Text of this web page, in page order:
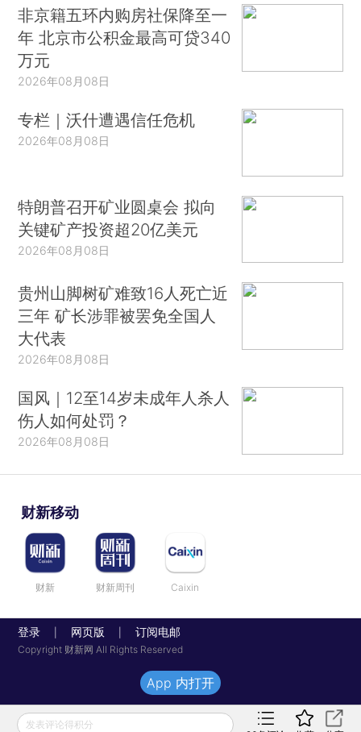
非京籍五环内购房社保降至一
年 北京市公积金最高可贷340
万元
2026年08月08日
专栏｜沃什遭遇信任危机
2026年08月08日
特朗普召开矿业圆桌会 拟向
关键矿产投资超20亿美元
2026年08月08日
贵州山脚树矿难致16人死亡近
三年 矿长涉罪被罢免全国人
大代表
2026年08月08日
国风｜12至14岁未成年人杀人
伤人如何处罚？
2026年08月08日
财新移动
财新 财新周刊 Caixin
登录 网页版 订阅电邮
Copyright 财新网 All Rights Reserved
发表评论得积分
App 内打开